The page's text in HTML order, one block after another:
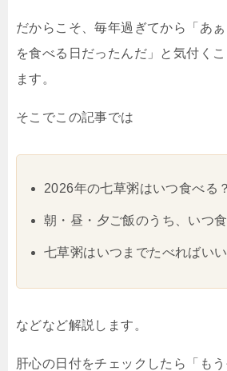
だからこそ、毎年過ぎてから「あ
を食べる日だったんだ」と気付く
ます。
そこでこの記事では
2026年の七草粥はいつ食べる？
朝・昼・夕ご飯のうち、いつ
七草粥はいつまでたべればいい
などなど解説します。
肝心の日付をチェックしたら「も